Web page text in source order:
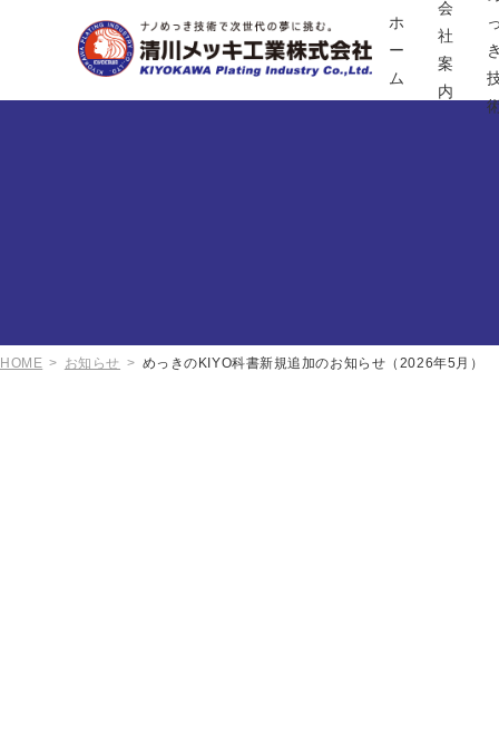
ホ
ー
ム
会
社
案
内
HOME お知らせ めっきのKIYO科書新規追加のお知らせ（2026年5月）